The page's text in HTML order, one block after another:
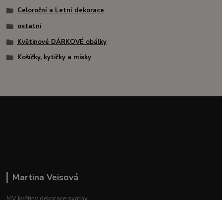
Celoroční a Letní dekorace
ostatní
Květinové DÁRKOVÉ obálky
Košíčky, kytičky a misky
Martina Veisová